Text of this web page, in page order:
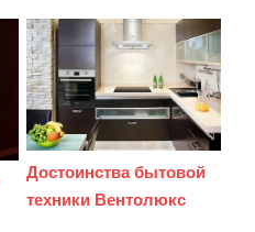
Достоинства бытовой
техники Вентолюкс